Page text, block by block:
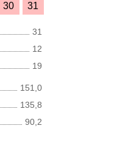
30 31
31
12
19
151,0
135,8
90,2